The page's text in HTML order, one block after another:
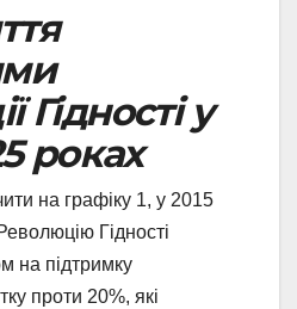
Гідності у
роках
на графіку 1, у 2015
Гідності
на підтримку
проти 20%, які